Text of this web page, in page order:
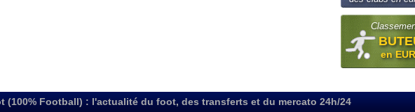
en
(100% Football) : l'actualité du foot, des transferts et du mercato 24h/24